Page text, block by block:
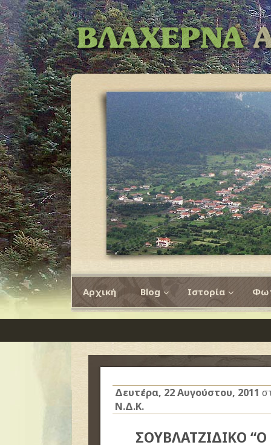
Αρχική Blog Ιστορία
Δευτέρα, 22 Αυγούστου, 2011
Ν.Δ.Κ.
ΣΟΥΒΛΑΤΖΙΔΙΚΟ